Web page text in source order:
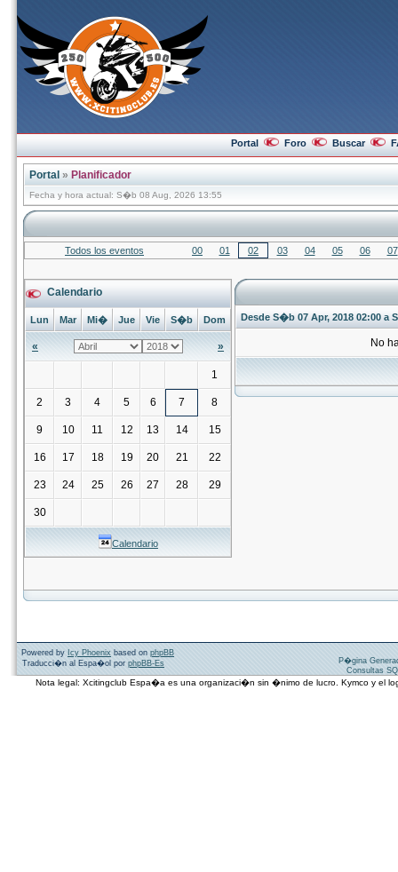
Portal Foro Buscar
Portal » Planificador
Fecha y hora actual: S�b 08 Aug, 2026 13:55
Todos los eventos 00 01 02 03 04 05 06 07
Calendario
Lun Mar Mi� Jue Vie S�b Dom
« »
1
2 3 4 5 6 7 8
9 10 11 12 13 14 15
16 17 18 19 20 21 22
23 24 25 26 27 28 29
30
Calendario
Desde S�b 07 Apr, 2018 02:00 a
No
Powered by Icy Phoenix based on phpBB
Traducci�n al Espa�ol por phpBB-Es
P�gina
Consultas
Nota legal: Xcitingclub Espa�a es una organizaci�n sin �nimo de lucro. Kymco y el